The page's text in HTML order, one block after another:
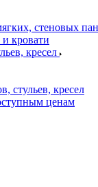
стеновых
кровати
кресел
стульев, кресел
ценам